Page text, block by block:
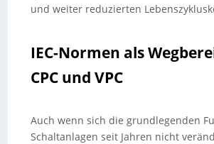
und weiter reduzierten
IEC-Normen als
CPC und VPC
Auch wenn sich die grundlegenden
Schaltanlagen seit Jahren nicht